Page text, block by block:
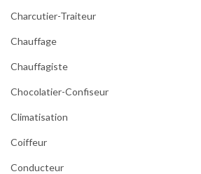
Charcutier-Traiteur
Chauffage
Chauffagiste
Chocolatier-Confiseur
Climatisation
Coiffeur
Conducteur